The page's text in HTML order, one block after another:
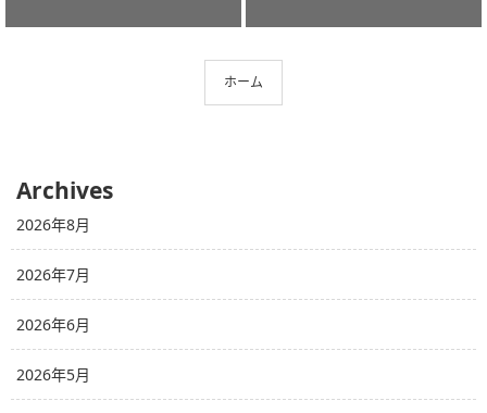
ホーム
Archives
2026年8月
2026年7月
2026年6月
2026年5月